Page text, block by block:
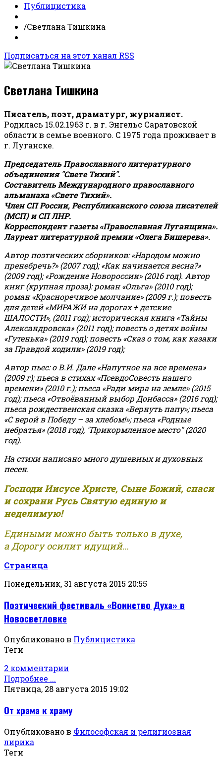
Публицистика
/Светлана Тишкина
Подписаться на этот канал RSS
Светлана Тишкина
Писатель, поэт, драматург, журналист.
Родилась 15.02.1963 г. в г. Энгельс Саратовской
области в семье военного. С 1975 года проживает в
г. Луганске.
Председатель Православного литературного
объединения "Свете Тихий".
Составитель Международного православного
альманаха «Свете Тихий».
Член СП России, Республиканского союза писателей
(МСП) и СП ЛНР.
Корреспондент газеты «Православная Луганщина».
Лауреат литературной премии «Олега Бишерева».
Автор поэтических сборников: «Народом можно
пренебречь?» (2007 год); «Как начинается весна?»
(2009 год); «Рождение Новороссии» (2016 год). Автор
книг (крупная проза): роман «Ольга» (2010 год);
роман «Красноречивое молчание» (2009 г.); повесть
для детей «МИРАЖИ на дорогах + детские
ШАЛОСТИ», (2011 год); историческая книга «Тайны
Александровска» (2011 год); повесть о детях войны
«Гутенька» (2019 год); повесть «Сказ о том, как казаки
за Правдой ходили» (2019 год);
Автор пьес: о В.И. Дале «Напутное на все времена»
(2009 г); пьеса в стихах «ПсевдоСовесть нашего
времени» (2010 г.); пьеса «Ради мира на земле» (2015
год); пьеса «Отвоёванный выбор Донбасса» (2016 год);
пьеса рождественская сказка «Вернуть папу»; пьеса
«С верой в Победу – за хлебом!»;пьеса «Родные
небратья» (2018 год), "Прикормленное место" (2020
год).
На стихи написано много душевных и духовных
песен.
Господи Иисусе Христе, Сыне Божий, спаси
и сохрани Русь Святую единую и
неделимую!
Едиными можно быть только в духе,
а Дорогу осилит идущий...
Страница
Понедельник, 31 августа 2015 20:55
Поэтический фестиваль «Воинство Духа» в
Новосветловке
Опубликовано в Публицистика
Теги
2 комментарии
Подробнее ...
Пятница, 28 августа 2015 19:02
От храма к храму
Опубликовано в Философская и религиозная
лирика
Теги